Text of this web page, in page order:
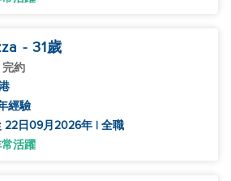
- 31歲
完約
經驗
22日09月2026年 | 全職
活躍